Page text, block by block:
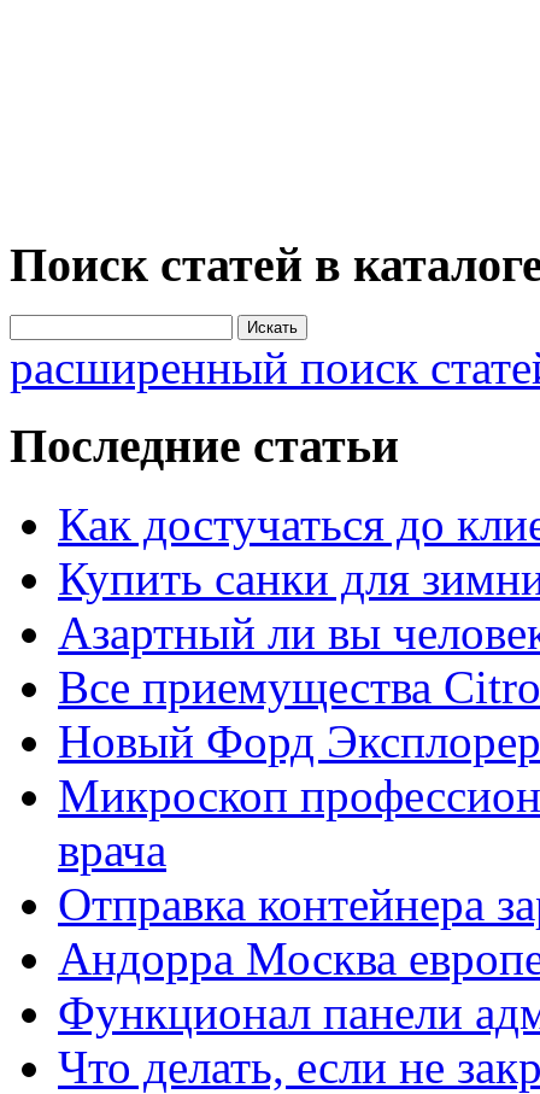
Поиск статей в
расширенный поиск
Последние статьи
Как достучаться до
Купить санки для
Азартный ли вы
Все приемущества
Новый Форд
Микроскоп
врача
Отправка контейнера
Андорра Москва
Функционал панели
Что делать, если не